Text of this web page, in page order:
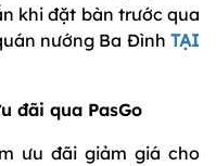
khi đặt bàn trước qua
nướng Ba Đình TẠI
đãi qua PasGo
ưu đãi giảm giá cho